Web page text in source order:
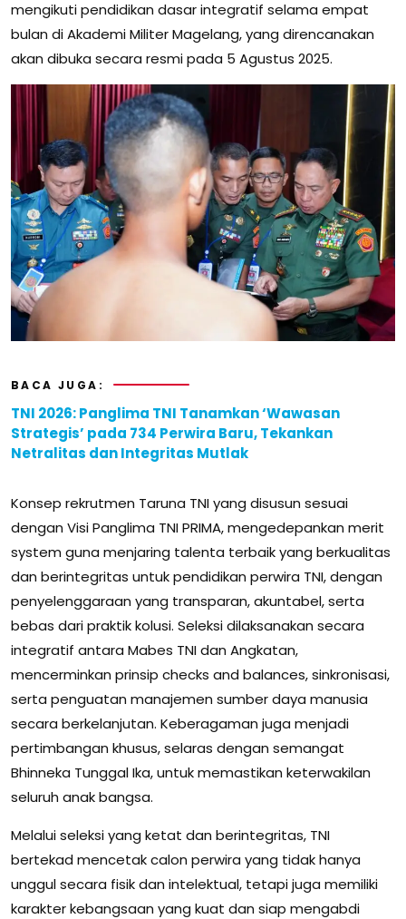
mengikuti pendidikan dasar integratif selama empat
bulan di Akademi Militer Magelang, yang direncanakan
akan dibuka secara resmi pada 5 Agustus 2025.
BACA JUGA:
TNI 2026: Panglima TNI Tanamkan ‘Wawasan
Strategis’ pada 734 Perwira Baru, Tekankan
Netralitas dan Integritas Mutlak
Konsep rekrutmen Taruna TNI yang disusun sesuai
dengan Visi Panglima TNI PRIMA, mengedepankan merit
system guna menjaring talenta terbaik yang berkualitas
dan berintegritas untuk pendidikan perwira TNI, dengan
penyelenggaraan yang transparan, akuntabel, serta
bebas dari praktik kolusi. Seleksi dilaksanakan secara
integratif antara Mabes TNI dan Angkatan,
mencerminkan prinsip checks and balances, sinkronisasi,
serta penguatan manajemen sumber daya manusia
secara berkelanjutan. Keberagaman juga menjadi
pertimbangan khusus, selaras dengan semangat
Bhinneka Tunggal Ika, untuk memastikan keterwakilan
seluruh anak bangsa.
Melalui seleksi yang ketat dan berintegritas, TNI
bertekad mencetak calon perwira yang tidak hanya
unggul secara fisik dan intelektual, tetapi juga memiliki
karakter kebangsaan yang kuat dan siap mengabdi